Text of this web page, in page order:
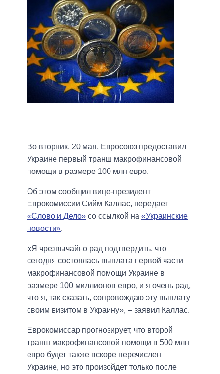
Во вторник, 20 мая, Евросоюз предоставил
Украине первый транш макрофинансовой
помощи в размере 100 млн евро.
Об этом сообщил вице-президент
Еврокомиссии Сийм Каллас, передает
«Слово и Дело» со ссылкой на «Украинские
новости».
«Я чрезвычайно рад подтвердить, что
сегодня состоялась выплата первой части
макрофинансовой помощи Украине в
размере 100 миллионов евро, и я очень рад,
что я, так сказать, сопровождаю эту выплату
своим визитом в Украину», – заявил Каллас.
Еврокомиссар прогнозирует, что второй
транш макрофинансовой помощи в 500 млн
евро будет также вскоре перечислен
Украине, но это произойдет только после